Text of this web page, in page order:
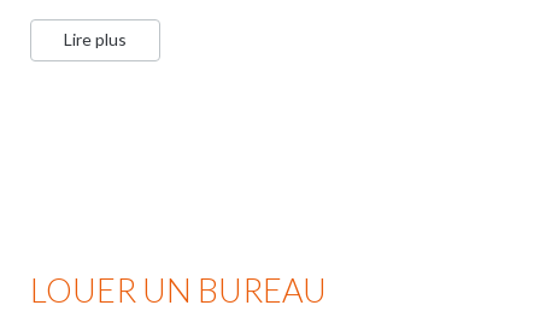
Lire plus
LOUER UN BUREAU